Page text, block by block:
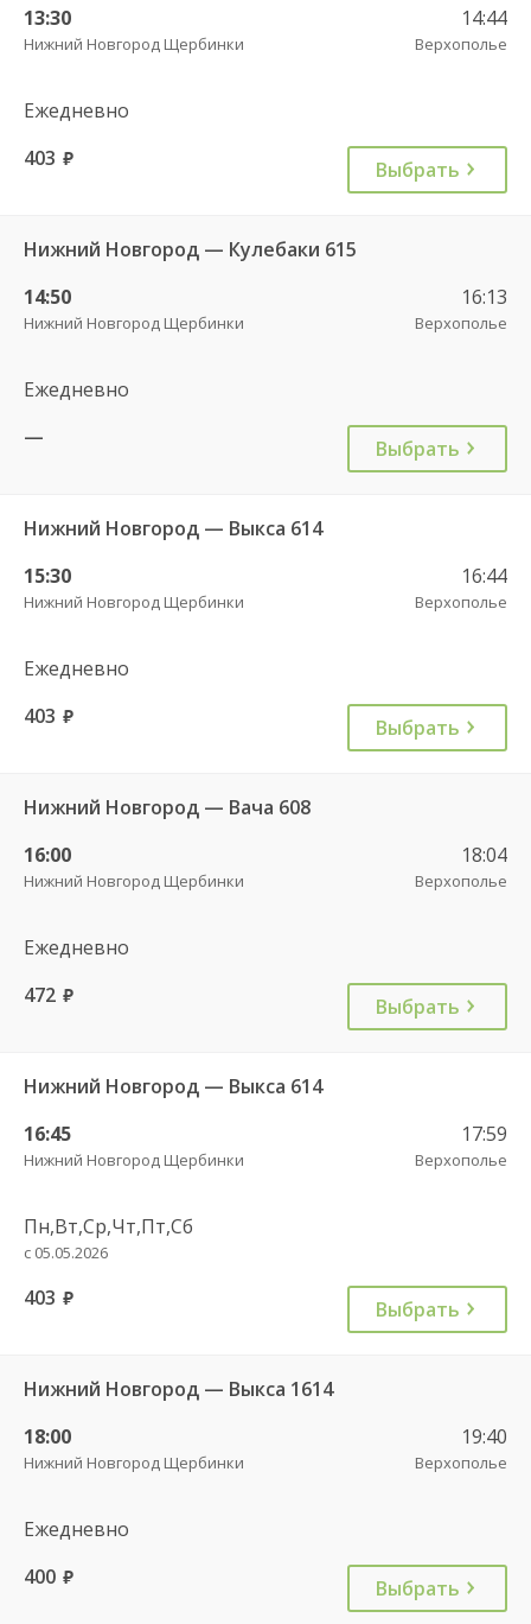
13:30
Нижний Новгород Щербинки
14:44
Верхополье
Ежедневно
403 руб. Выбрать
Нижний Новгород — Кулебаки 615
14:50
Нижний Новгород Щербинки
16:13
Верхополье
Ежедневно
—
Выбрать
Нижний Новгород — Выкса 614
15:30
Нижний Новгород Щербинки
16:44
Верхополье
Ежедневно
403 руб. Выбрать
Нижний Новгород — Вача 608
16:00
Нижний Новгород Щербинки
18:04
Верхополье
Ежедневно
472 руб. Выбрать
Нижний Новгород — Выкса 614
16:45
Нижний Новгород Щербинки
17:59
Верхополье
Пн,Вт,Ср,Чт,Пт,Сб
с 05.05.2026
403 руб. Выбрать
Нижний Новгород — Выкса 1614
18:00
Нижний Новгород Щербинки
19:40
Верхополье
Ежедневно
400 руб. Выбрать